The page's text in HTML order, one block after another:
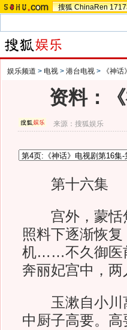
搜狐 ChinaRen
娱乐频道 > 电视 > 港台电视 > 《神
资料：
来源：搜狐娱乐
第十六集
宫外，蒙恬焦
照料下逐渐恢
机……不久御医
奔丽妃宫中，两
玉漱自小川离
中厨子高要。